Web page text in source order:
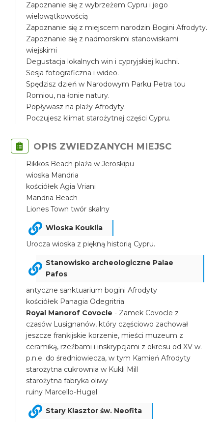
Zapoznanie się z wybrzeżem Cypru i jego
wielowątkowością
Zapoznanie się z miejscem narodzin Bogini Afrodyty.
Zapoznanie się z nadmorskimi stanowiskami
wiejskimi
Degustacja lokalnych win i cypryjskiej kuchni.
Sesja fotograficzna i wideo.
Spędzisz dzień w Narodowym Parku Petra tou
Romiou, na łonie natury.
Popływasz na plaży Afrodyty.
Poczujesz klimat starożytnej części Cypru.
OPIS ZWIEDZANYCH MIEJSC
Rikkos Beach plaża w Jeroskipu
wioska Mandria
kościółek Agia Vriani
Mandria Beach
Liones Town twór skalny
Wioska Kouklia
Urocza wioska z piękną historią Cypru.
Stanowisko archeologiczne Palae
Pafos
antyczne sanktuarium bogini Afrodyty
kościółek Panagia Odegritria
Royal Manorof Covocle - Zamek Covocle z
czasów Lusignanów, który częściowo zachował
jeszcze frankijskie korzenie, mieści muzeum z
ceramiką, rzeźbami i inskrypcjami z okresu od XV w.
p.n.e. do średniowiecza, w tym Kamień Afrodyty
starożytna cukrownia w Kukli Mill
starożytna fabryka oliwy
ruiny Marcello-Hugel
Stary Klasztor św. Neofita